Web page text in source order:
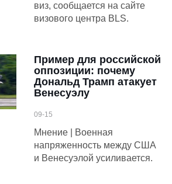
виз, сообщается на сайте
визового центра BLS.
Пример для российской
оппозиции: почему
Дональд Трамп атакует
Венесуэлу
09-15
Мнение | Военная
напряженность между США
и Венесуэлой усиливается.